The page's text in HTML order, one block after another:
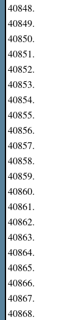
40848.
40849.
40850.
40851.
40852.
40853.
40854.
40855.
40856.
40857.
40858.
40859.
40860.
40861.
40862.
40863.
40864.
40865.
40866.
40867.
40868.